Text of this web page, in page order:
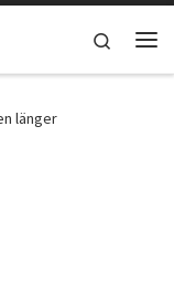
Search
länger